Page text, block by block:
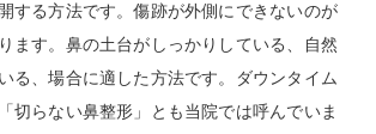
する方法です。傷跡が外側にできないのが
ます。鼻の土台がしっかりしている、自然
る、場合に適した方法です。ダウンタイム
切らない鼻整形」とも当院では呼んでいま